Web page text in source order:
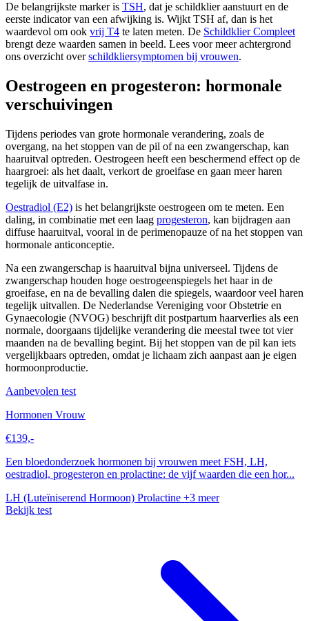
De belangrijkste marker is TSH, dat je schildklier aanstuurt en de
eerste indicator van een afwijking is. Wijkt TSH af, dan is het
waardevol om ook vrij T4 te laten meten. De Schildklier Compleet
brengt deze waarden samen in beeld. Lees voor meer achtergrond
ons overzicht overschildkliersymptomen bij vrouwen.
Oestrogeen en progesteron: hormonale
verschuivingen
Tijdens periodes van grote hormonale verandering, zoals de
overgang, na het stoppen van de pil of na een zwangerschap, kan
haaruitval optreden. Oestrogeen heeft een beschermend effect op de
haargroei: als het daalt, verkort de groeifase en gaan meer haren
tegelijk de uitvalfase in.
Oestradiol (E2) is het belangrijkste oestrogeen om te meten. Een
daling, in combinatie met een laag progesteron, kan bijdragen aan
diffuse haaruitval, vooral in de perimenopauze of na het stoppen van
hormonale anticonceptie.
Na een zwangerschap is haaruitval bijna universeel. Tijdens de
zwangerschap houden hoge oestrogeenspiegels het haar in de
groeifase, en na de bevalling dalen die spiegels, waardoor veel haren
tegelijk uitvallen. De Nederlandse Vereniging voor Obstetrie en
Gynaecologie (NVOG) beschrijft dit postpartum haarverlies als een
normale, doorgaans tijdelijke verandering die meestal twee tot vier
maanden na de bevalling begint. Bij het stoppen van de pil kan iets
vergelijkbaars optreden, omdat je lichaam zich aanpast aan je eigen
hormoonproductie.
Aanbevolen test
Hormonen Vrouw
€139,-
Een bloedonderzoek hormonen bij vrouwen meet FSH, LH,
oestradiol, progesteron en prolactine: de vijf waarden die een hor...
LH (Luteïniserend Hormoon) Prolactine +3 meer
Bekijk test